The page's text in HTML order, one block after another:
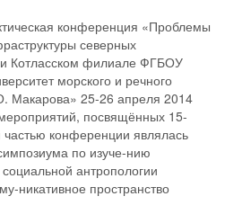
конференция «Проблемы
северных
Котласском филиале ФГБОУ
морского и речного
Макарова» 25-26 апреля 2014
посвящённых 15-
конференции являлась
по изуче-нию
антропологии
никативное пространство